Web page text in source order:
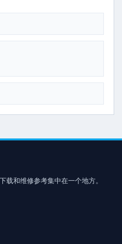
载和维修参考集中在一个地方。